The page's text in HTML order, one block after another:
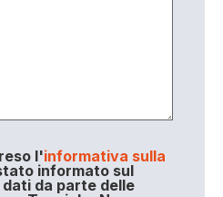
l'informativa sulla
informato sul
da parte delle